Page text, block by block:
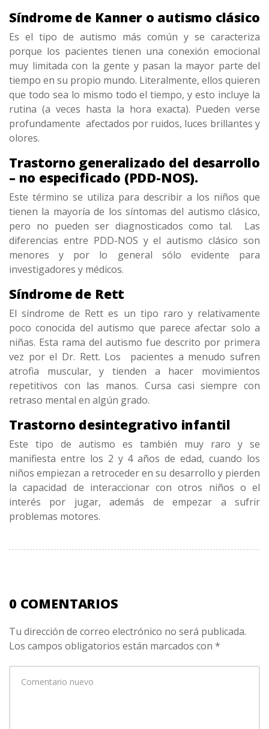
Síndrome de Kanner o autismo clásico
Es el tipo de autismo más común y se caracteriza
porque los pacientes tienen una conexión emocional
muy limitada con la gente y pasan la mayor parte del
tiempo en su propio mundo. Literalmente, ellos quieren
que todo sea lo mismo todo el tiempo, y esto incluye la
rutina (a veces hasta la hora exacta). Pueden verse
profundamente afectados por ruidos, luces brillantes y
olores.
Trastorno generalizado del desarrollo
– no especificado (PDD-NOS).
Este término se utiliza para describir a los niños que
tienen la mayoría de los síntomas del autismo clásico,
pero no pueden ser diagnosticados como tal. Las
diferencias entre PDD-NOS y el autismo clásico son
menores y por lo general sólo evidente para
investigadores y médicos.
Síndrome de Rett
El síndrome de Rett es un tipo raro y relativamente
poco conocida del autismo que parece afectar solo a
niñas. Esta rama del autismo fue descrito por primera
vez por el Dr. Rett. Los pacientes a menudo sufren
atrofia muscular, y tienden a hacer movimientos
repetitivos con las manos. Cursa casi siempre con
retraso mental en algún grado.
Trastorno desintegrativo infantil
Este tipo de autismo es también muy raro y se
manifiesta entre los 2 y 4 años de edad, cuando los
niños empiezan a retroceder en su desarrollo y pierden
la capacidad de interaccionar con otros niños o el
interés por jugar, además de empezar a sufrir
problemas motores.
0 COMENTARIOS
Tu dirección de correo electrónico no será publicada.
Los campos obligatorios están marcados con *
comentario*